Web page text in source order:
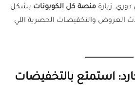
زيارة منصة كل الكوبونات بشكل
العروض والتخفيضات الحصرية اللي
استمتع بالتخفيضات